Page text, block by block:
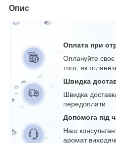
Опис
Оплата при
Оплачуйте
того, як
Швидка
Швидка
передоплати
Допомога під
Наш
аромат